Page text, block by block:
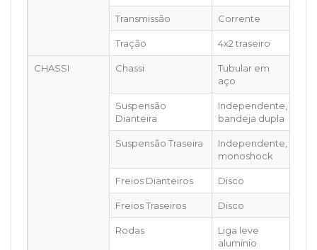
Transmissão Corrente
Tração 4x2 traseiro
CHASSI Chassi
Tubular em
aço
Suspensão
Dianteira
Independente,
bandeja dupla
Suspensão Traseira
Independente,
monoshock
Freios Dianteiros Disco
Freios Traseiros Disco
Rodas
Liga leve
alumínio